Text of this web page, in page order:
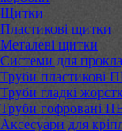
Щитки
Пластикові щитки
Металеві щитки
Системи для
Труби пластикові
Труби гладкі
Труби гофровані
Аксесуари для